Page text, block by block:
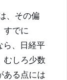
、その偏
すでに
ら、日経平
むしろ少数
ある点には